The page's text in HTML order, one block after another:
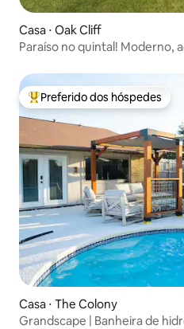
Casa ⋅ Oak Cliff
Paraíso no quintal! Moderno,
Entre os melhores preferidos
Preferido dos hóspedes
Casa ⋅ The Colony
Grandscape | Banheira de